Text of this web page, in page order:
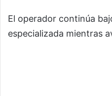
El operador continúa
especializada mientras